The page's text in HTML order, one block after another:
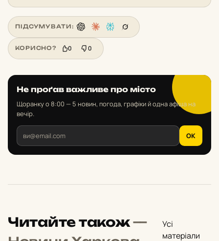
ПІДСУМУВАТИ:
КОРИСНО? 0 0
Не проґав важливе про місто
Щоранку о 8:00 — 5 новин, погода, графіки й одна афіша на
вечір.
OK
Читайте також—
Усі
матеріали